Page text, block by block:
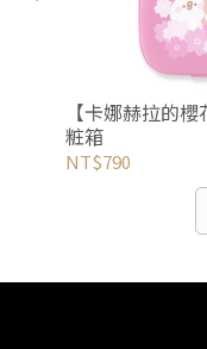
【卡娜赫拉的
粧箱
NT$790